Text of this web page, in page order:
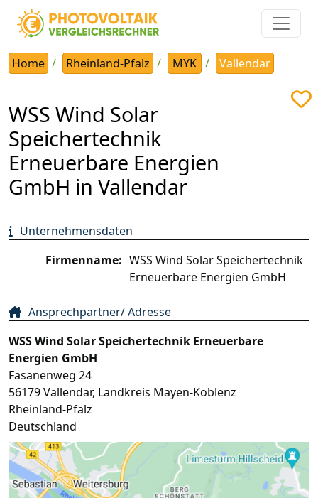
Home Rheinland-Pfalz MYK Vallendar
WSS Wind Solar
Speichertechnik
Erneuerbare Energien
GmbH in Vallendar
Unternehmensdaten
Firmenname: WSS Wind Solar Speichertechnik
Erneuerbare Energien GmbH
Ansprechpartner/ Adresse
WSS Wind Solar Speichertechnik Erneuerbare
Energien GmbH
Fasanenweg 24
56179Vallendar, Landkreis Mayen-Koblenz
Rheinland-Pfalz
Deutschland